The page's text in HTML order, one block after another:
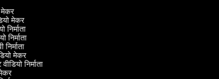
मेकर
मेकर
निर्माता
निर्माता
निर्माता
मेकर
निर्माता
मेकर